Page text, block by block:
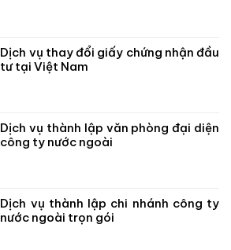
Dịch vụ thay đổi giấy chứng nhận đầu
tư tại Việt Nam
Dịch vụ thành lập văn phòng đại diện
công ty nước ngoài
Dịch vụ thành lập chi nhánh công ty
nước ngoài trọn gói